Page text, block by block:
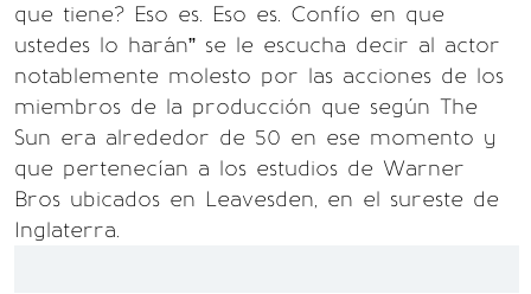
que tiene? Eso es. Eso es. Confío en que
ustedes lo harán” se le escucha decir al actor
notablemente molesto por las acciones de los
miembros de la producción que según The
Sun era alrededor de 50 en ese momento y
que pertenecían a los estudios de Warner
Bros ubicados en Leavesden, en el sureste de
Inglaterra.